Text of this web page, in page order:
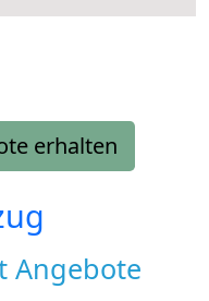
erhalten
Angebote